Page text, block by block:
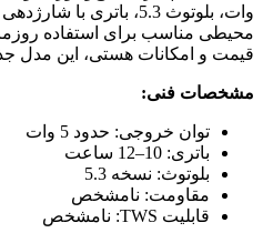
محیطی مناسب برای استفاده
قیمت و امکانات هستی، این مدل
مشخصات فنی:
توان خروجی: حدود 5 وات
باتری: 10–12 ساعت
بلوتوث: نسخه 5.3
مقاومت: نامشخص
قابلیت TWS: نامشخص